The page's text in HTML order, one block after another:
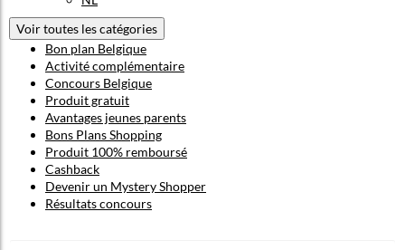
Voir toutes les catégories
Bon plan Belgique
Activité complémentaire
Concours Belgique
Produit gratuit
Avantages jeunes parents
Bons Plans Shopping
Produit 100% remboursé
Cashback
Devenir un Mystery Shopper
Résultats concours